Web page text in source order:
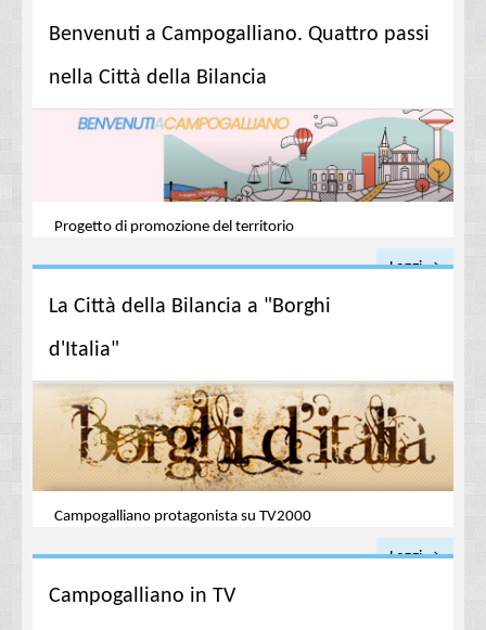
Benvenuti a Campogalliano. Quattro passi
nella Città della Bilancia
Progetto di promozione del territorio
Leggi →
La Città della Bilancia a "Borghi
d'Italia"
Campogalliano protagonista su TV2000
Leggi →
Campogalliano in TV